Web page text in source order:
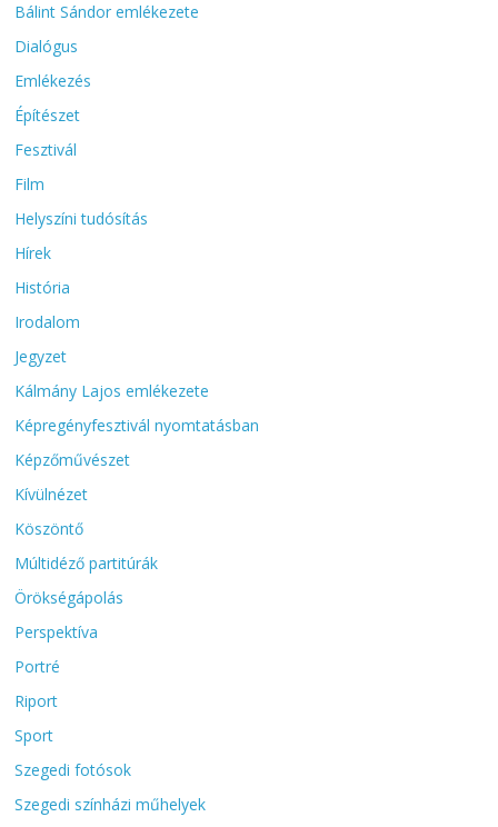
Bálint Sándor emlékezete
Dialógus
Emlékezés
Építészet
Fesztivál
Film
Helyszíni tudósítás
Hírek
História
Irodalom
Jegyzet
Kálmány Lajos emlékezete
Képregényfesztivál nyomtatásban
Képzőművészet
Kívülnézet
Köszöntő
Múltidéző partitúrák
Örökségápolás
Perspektíva
Portré
Riport
Sport
Szegedi fotósok
Szegedi színházi műhelyek